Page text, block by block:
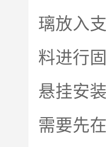
璃放入
料进行
悬挂安
需要先